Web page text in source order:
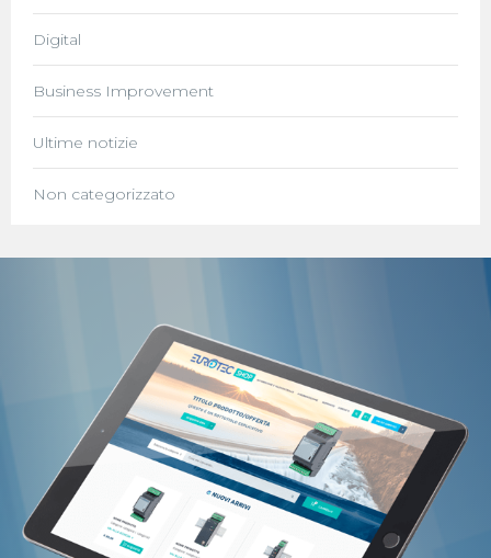
Digital
Business Improvement
Ultime notizie
Non categorizzato